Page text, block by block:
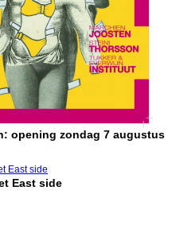
opening zondag 7 augustus
East side